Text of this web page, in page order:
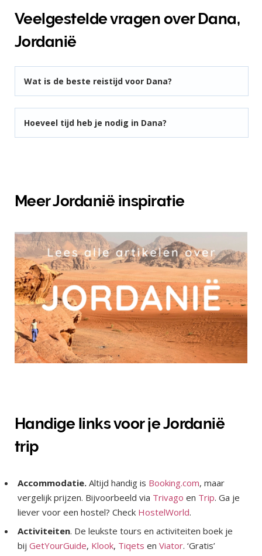
Veelgestelde vragen over Dana,
Jordanië
Wat is de beste reistijd voor Dana?
Hoeveel tijd heb je nodig in Dana?
Meer Jordanië inspiratie
Handige links voor je Jordanië
trip
Accommodatie. Altijd handig is Booking.com, maar
vergelijk prijzen. Bijvoorbeeld via Trivago en Trip. Ga je
liever voor een hostel? Check HostelWorld.
Activiteiten. De leukste tours en activiteiten boek je
bij GetYourGuide, Klook, Tiqets en Viator. ‘Gratis’